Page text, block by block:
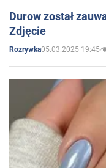
Durow został
Zdjęcie
Rozrywka05.03.2025 19:45